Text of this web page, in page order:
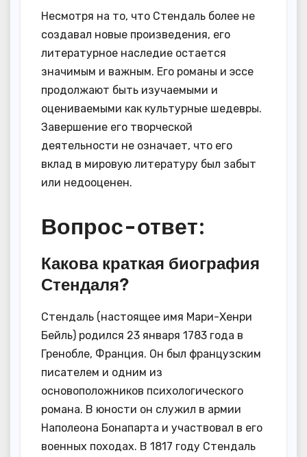
Несмотря на то, что Стендаль более не
создавал новые произведения, его
литературное наследие остается
значимым и важным. Его романы и эссе
продолжают быть изучаемыми и
оцениваемыми как культурные шедевры.
Завершение его творческой
деятельности не означает, что его
вклад в мировую литературу был забыт
или недооценен.
Вопрос-ответ:
Какова краткая биография
Стендаля?
Стендаль (настоящее имя Мари-Хенри
Бейль) родился 23 января 1783 года в
Гренобле, Франция. Он был французским
писателем и одним из
основоположников психологического
романа. В юности он служил в армии
Наполеона Бонапарта и участвовал в его
военных походах. В 1817 году Стендаль